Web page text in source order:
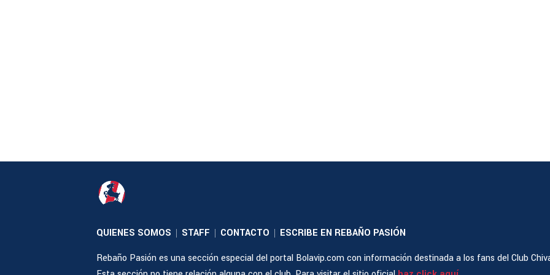
QUIENES SOMOS | STAFF | CONTACTO | ESCRIBE EN REBAÑO PASIÓN
Rebaño Pasión es una sección especial del portal Bolavip.com con información destinada a los fans del Club